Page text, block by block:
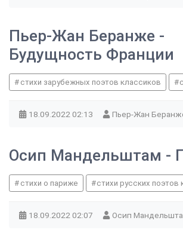
Пьер-Жан Беранже -
Будущность Франции
стихи зарубежных поэтов классиков
18.09.2022 02:13 Пьер-Жан
Осип Мандельштам -
стихи о париже стихи русских поэтов
18.09.2022 02:07 Осип